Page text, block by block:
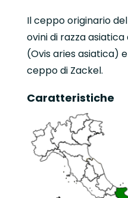
Il ceppo originario
ovini di razza asiatica
(Ovis aries asiatica)
ceppo di Zackel.
Caratteristiche